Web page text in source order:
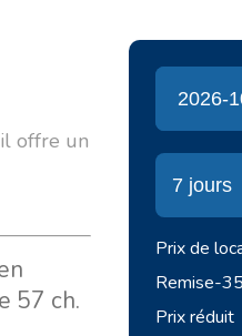
offre un
57 ch.
Prix de
Remise-
Prix réduit